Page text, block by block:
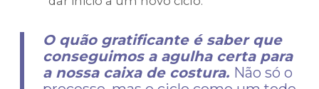
O quão gratificante é saber que
conseguimos a agulha certa para
a nossa caixa de costura. Não só o